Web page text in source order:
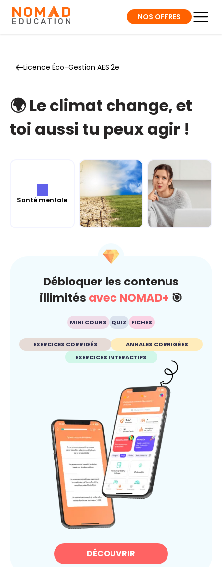
NOS OFFRES
Licence Éco-Gestion AES 2e
🌍 Le climat change, et
toi aussi tu peux agir !
Santé mentale
Climat
Débloquer les contenus
illimités avec NOMAD+ 🎯
MINI COURS QUIZ FICHES
EXERCICES CORRIGÉS
ANNALES CORRIGÉES
EXERCICES INTERACTIFS
DÉCOUVRIR